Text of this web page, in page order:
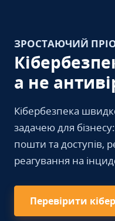
ЗРОСТАЮЧИЙ
а не
Кібербезпека
задачею для
пошти та доступів,
реагування на
Перевірити